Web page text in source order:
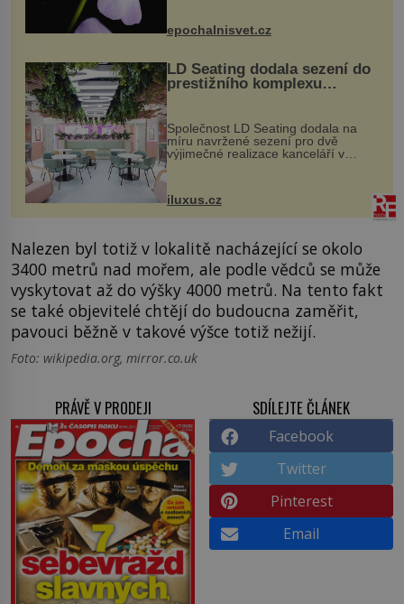
vstupenka...
epochalnisvet.cz
LD Seating dodala sezení do
prestižního komplexu
MediaCityUK v Salfordu
Společnost LD Seating dodala na
míru navržené sezení pro dvě
výjimečné realizace kanceláří v
areálu MediaCityUK v anglickém
budov Media...
iluxus.cz
Nalezen byl totiž v lokalitě nacházející se okolo
3400 metrů nad mořem, ale podle vědců se může
vyskytovat až do výšky 4000 metrů. Na tento fakt
se také objevitelé chtějí do budoucna zaměřit,
pavouci běžně v takové výšce totiž nežijí.
Foto: wikipedia.org, mirror.co.uk
PRÁVĚ V PRODEJI SDÍLEJTE ČLÁNEK
Facebook
Twitter
Pinterest
Email